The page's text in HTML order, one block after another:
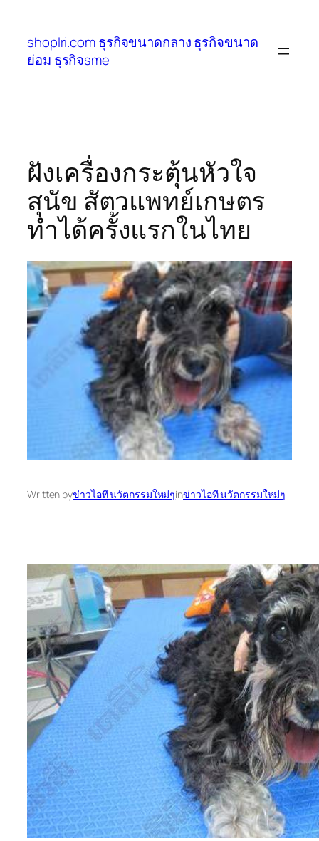
เนื้อหา
shoplri.com ธุรกิจขนาดกลาง ธุรกิจขนาด
ย่อม ธุรกิจsme
ฝังเครื่องกระตุ้นหัวใจ
สุนัข สัตวแพทย์เกษตร
ทำได้ครั้งแรกในไทย
Written byข่าวไอที นวัตกรรมใหม่ๆinข่าวไอที นวัตกรรมใหม่ๆ